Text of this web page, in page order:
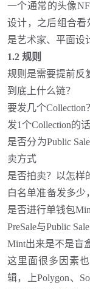
一个通常的头像
设计，之后组合看
是艺术家、平面设
1.2 规则
规则是需要提前反
到底上什么链？
要发几个Collection？
发1个Collection的
是否分为Public
卖方式
是否拍卖？以怎样
白名单准备发多少
是否进行单钱包
PreSale与Public
Mint出来是不是盲
这里面很多因素
辑，上Polygon、